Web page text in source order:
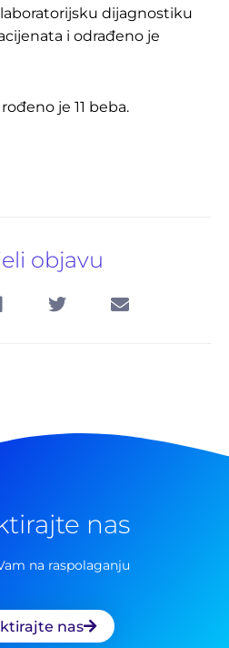
dijagnostiku
i odrađeno je
je 11 beba.
objavu
nas
na raspolaganju
nas